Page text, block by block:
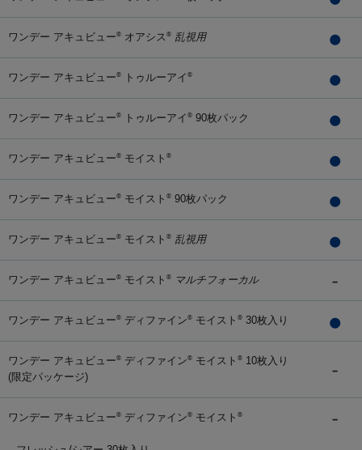
ワンデー アキュビュー® オアシス ® 乱視用
ワンデー アキュビュー® トゥルーアイ ®
ワンデー アキュビュー® トゥルーアイ ® 90枚パック
ワンデー アキュビュー® モイスト ®
ワンデー アキュビュー® モイスト ® 90枚パック
ワンデー アキュビュー® モイスト ® 乱視用
ワンデー アキュビュー® モイスト ® マルチフォーカル
ワンデー アキュビュー® ディファイン® モイスト ® 30枚入り
ワンデー アキュビュー® ディファイン® モイスト ® 10枚入り
(限定パッケージ)
ワンデー アキュビュー® ディファイン® モイスト ®